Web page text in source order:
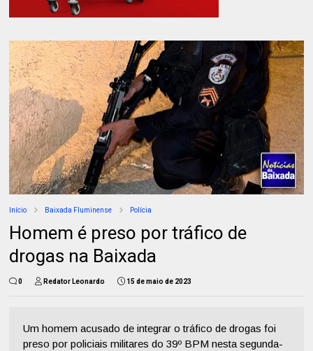
Início Baixada Fluminense Polícia
Homem é preso por tráfico de
drogas na Baixada
0 Redator Leonardo 15 de maio de 2023
Um homem acusado de integrar o tráfico de drogas foi
preso por policiais militares do 39º BPM nesta segunda-